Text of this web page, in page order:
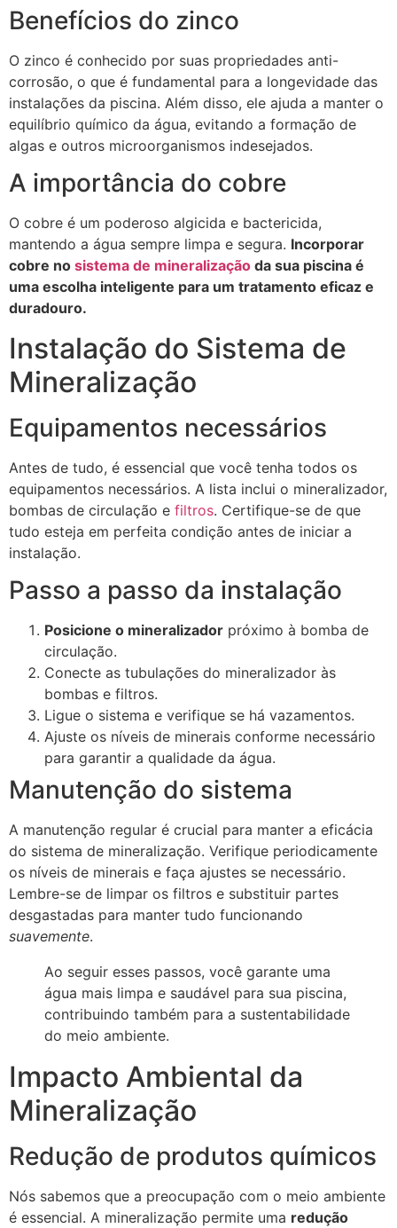
Benefícios do zinco
O zinco é conhecido por suas propriedades anti-
corrosão, o que é fundamental para a longevidade das
instalações da piscina. Além disso, ele ajuda a manter o
equilíbrio químico da água, evitando a formação de
algas e outros microorganismos indesejados.
A importância do cobre
O cobre é um poderoso algicida e bactericida,
mantendo a água sempre limpa e segura. Incorporar
cobre no sistema de mineralização da sua piscina é
uma escolha inteligente para um tratamento eficaz e
duradouro.
Instalação do Sistema de
Mineralização
Equipamentos necessários
Antes de tudo, é essencial que você tenha todos os
equipamentos necessários. A lista inclui o mineralizador,
bombas de circulação e filtros. Certifique-se de que
tudo esteja em perfeita condição antes de iniciar a
instalação.
Passo a passo da instalação
Posicione o mineralizador próximo à bomba de
circulação.
Conecte as tubulações do mineralizador às
bombas e filtros.
Ligue o sistema e verifique se há vazamentos.
Ajuste os níveis de minerais conforme necessário
para garantir a qualidade da água.
Manutenção do sistema
A manutenção regular é crucial para manter a eficácia
do sistema de mineralização. Verifique periodicamente
os níveis de minerais e faça ajustes se necessário.
Lembre-se de limpar os filtros e substituir partes
desgastadas para manter tudo funcionando
suavemente.
Ao seguir esses passos, você garante uma
água mais limpa e saudável para sua piscina,
contribuindo também para a sustentabilidade
do meio ambiente.
Impacto Ambiental da
Mineralização
Redução de produtos químicos
Nós sabemos que a preocupação com o meio ambiente
é essencial. A mineralização permite uma redução